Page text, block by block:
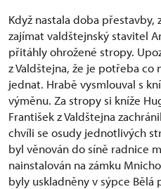
Když nastala doba přestavby,
zajímat valdštejnský stavitel
přitáhly ohrožené stropy.
z Valdštejna, že je potřeba co
jednat. Hrabě vysmlouval s
výměnu. Za stropy si kníže
František z Valdštejna
chvíli se osudy jednotlivých
byl věnován do síně radnice
nainstalován na zámku
byly uskladněny v sýpce Bělá